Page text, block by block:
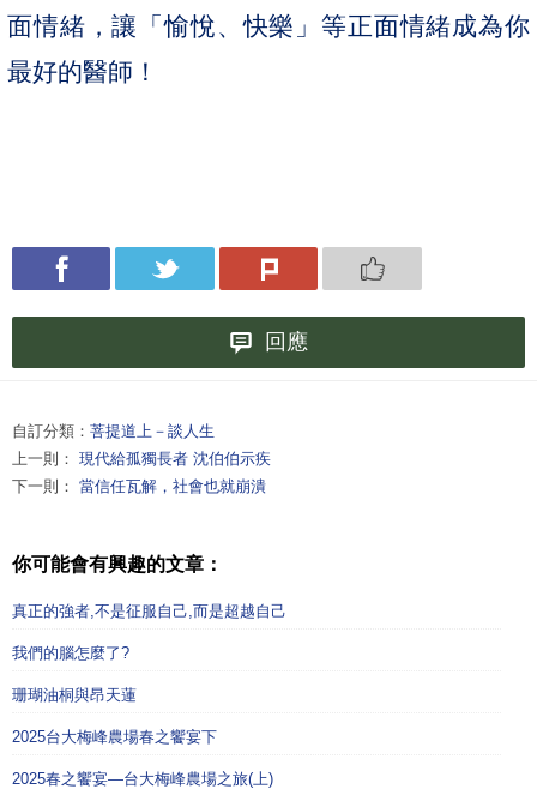
面情緒，讓「愉悅、快樂」等正面情緒成為你
最好的醫師！
回應
自訂分類： 菩提道上－談人生
上一則： 現代給孤獨長者 沈伯伯示疾
下一則： 當信任瓦解，社會也就崩潰
你可能會有興趣的文章：
真正的強者,不是征服自己,而是超越自己
我們的腦怎麼了?
珊瑚油桐與昂天蓮
2025台大梅峰農場春之饗宴下
2025春之饗宴—台大梅峰農場之旅(上)